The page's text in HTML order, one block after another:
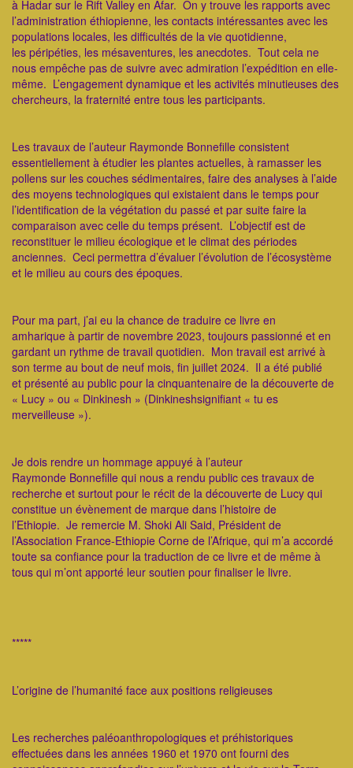
à Hadar sur le Rift Valley en Afar. On y trouve les rapports avec
l’administration éthiopienne, les contacts intéressantes avec les
populations locales, les difficultés de la vie quotidienne,
les péripéties, les mésaventures, les anecdotes. Tout cela ne
nous empêche pas de suivre avec admiration l’expédition en elle-
même. L’engagement dynamique et les activités minutieuses des
chercheurs, la fraternité entre tous les participants.
​Les travaux de l’auteur Raymonde Bonnefille consistent
essentiellement à étudier les plantes actuelles, à ramasser les
pollens sur les couches sédimentaires, faire des analyses à l’aide
des moyens technologiques qui existaient dans le temps pour
l’identification de la végétation du passé et par suite faire la
comparaison avec celle du temps présent. L’objectif est de
reconstituer le milieu écologique et le climat des périodes
anciennes. Ceci permettra d’évaluer l’évolution de l’écosystème
et le milieu au cours des époques.
​Pour ma part, j’ai eu la chance de traduire ce livre en
amharique à partir de novembre 2023, toujours passionné et en
gardant un rythme de travail quotidien. Mon travail est arrivé à
son terme au bout de neuf mois, fin juillet 2024. Il a été publié
et présenté au public pour la cinquantenaire de la découverte de
« Lucy » ou « Dinkinesh » (Dinkineshsignifiant « tu es
merveilleuse »).
​Je dois rendre un hommage appuyé à l’auteur
Raymonde Bonnefille qui nous a rendu public ces travaux de
recherche et surtout pour le récit de la découverte de Lucy qui
constitue un évènement de marque dans l’histoire de
l’Ethiopie. Je remercie M. Shoki Ali Said, Président de
l’Association France-Ethiopie Corne de l’Afrique, qui m’a accordé
toute sa confiance pour la traduction de ce livre et de même à
tous qui m’ont apporté leur soutien pour finaliser le livre.
*****
L’origine de l’humanité face aux positions religieuses
Les recherches paléoanthropologiques et préhistoriques
effectuées dans les années 1960 et 1970 ont fourni des